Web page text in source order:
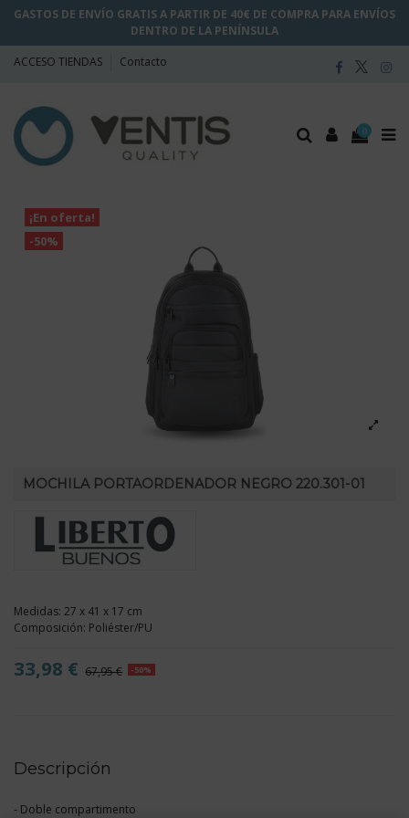
GASTOS DE ENVÍO GRATIS A PARTIR DE 40€ DE COMPRA PARA ENVÍOS
DENTRO DE LA PENÍNSULA
ACCESO TIENDAS Contacto
0
¡En oferta!
-50%
MOCHILA PORTAORDENADOR NEGRO 220.301-01
Medidas: 27 x 41 x 17 cm
Composición: Poliéster/PU
33,98 € 67,95 € -50%
Descripción
- Doble compartimento